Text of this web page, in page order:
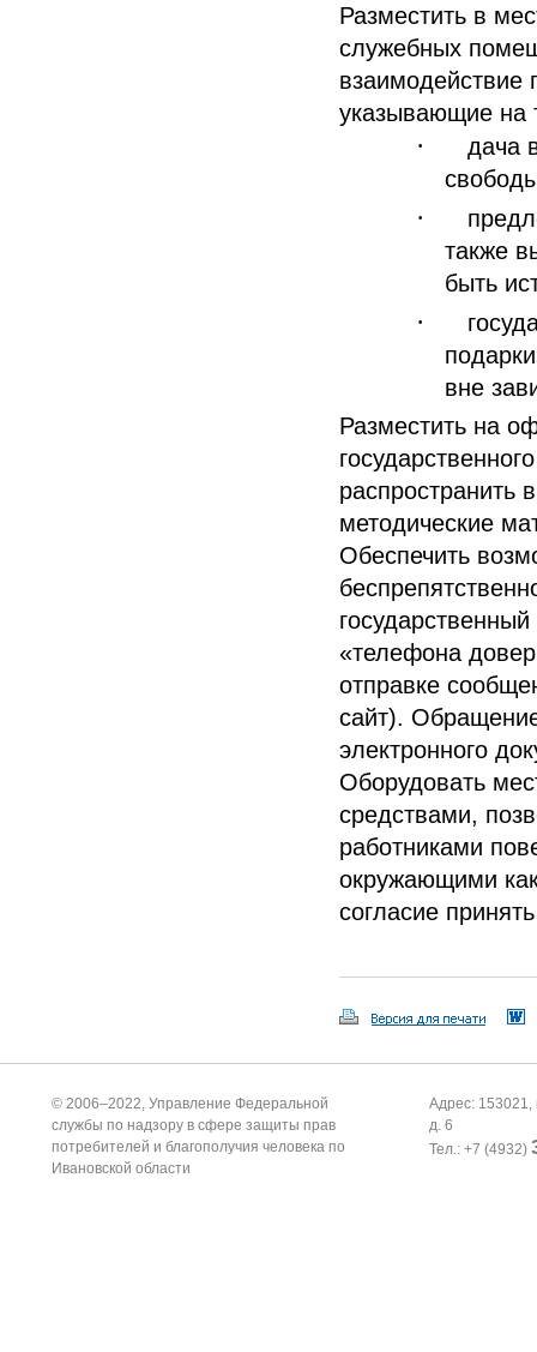
Разместить в
служебных
взаимодействие
указывающие на
·
дача
·
также
быть
·
вне
Разместить на
распространить
методические
Обеспечить
«телефона
отправке
сайт).
электронного
Оборудовать
средствами,
работниками
окружающими
согласие
© 2006–2022, Управление Федеральной
службы по надзору в сфере защиты прав
потребителей и благополучия человека по
Ивановской области
Адрес: 153021,
д. 6
Тел.: +7 (4932)